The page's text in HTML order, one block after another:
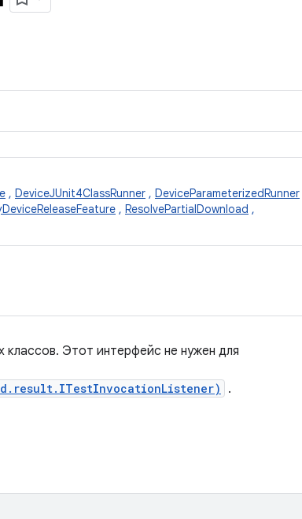
, DeviceJUnit4ClassRunner , DeviceParameterizedRunner
, ResolvePartialDownload ,
классов. Этот интерфейс не нужен для
.